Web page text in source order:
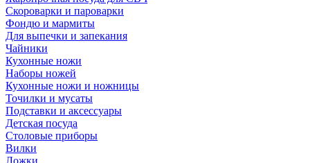
Скороварки и пароварки
Фондю и мармиты
Для выпечки и запекания
Чайники
Кухонные ножи
Наборы ножей
Кухонные ножи и ножницы
Точилки и мусаты
Подставки и аксессуары
Детская посуда
Столовые приборы
Вилки